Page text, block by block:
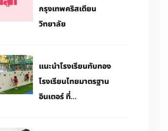
กรุงเทพคริสเตียน
วิทยาลัย
แนะนำโรงเรียนทับทอง
โรงเรียนไทยมาตรฐาน
อินเตอร์ ที่...